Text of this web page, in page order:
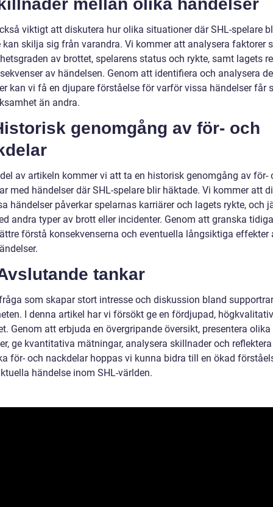
viktigt att diskutera hur olika situationer där SHL-spelare
kan skilja sig från varandra. Vi kommer att analysera faktorer
av brottet, spelarens status och rykte, samt lagets
av händelsen. Genom att identifiera och analysera
kan vi få en djupare förståelse för varför vissa händelser får
än andra.
genomgång av för- och
av artikeln kommer vi att ta en historisk genomgång av för-
med händelser där SHL-spelare blir häktade. Vi kommer att
händelser påverkar spelarnas karriärer och lagets rykte, och
andra typer av brott eller incidenter. Genom att granska
förstå konsekvenserna och eventuella långsiktiga effekter
tankar
fråga som skapar stort intresse och diskussion bland
I denna artikel har vi försökt ge en fördjupad,
Genom att erbjuda en övergripande översikt, presentera
ge kvantitativa mätningar, analysera skillnader och
för- och nackdelar hoppas vi kunna bidra till en ökad
händelse inom SHL-världen.